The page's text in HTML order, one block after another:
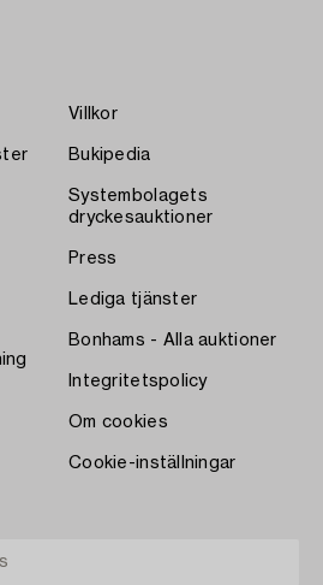
Villkor
Bukipedia
Systembolagets
dryckesauktioner
Press
Lediga tjänster
Bonhams - Alla auktioner
Integritetspolicy
Om cookies
Cookie-inställningar